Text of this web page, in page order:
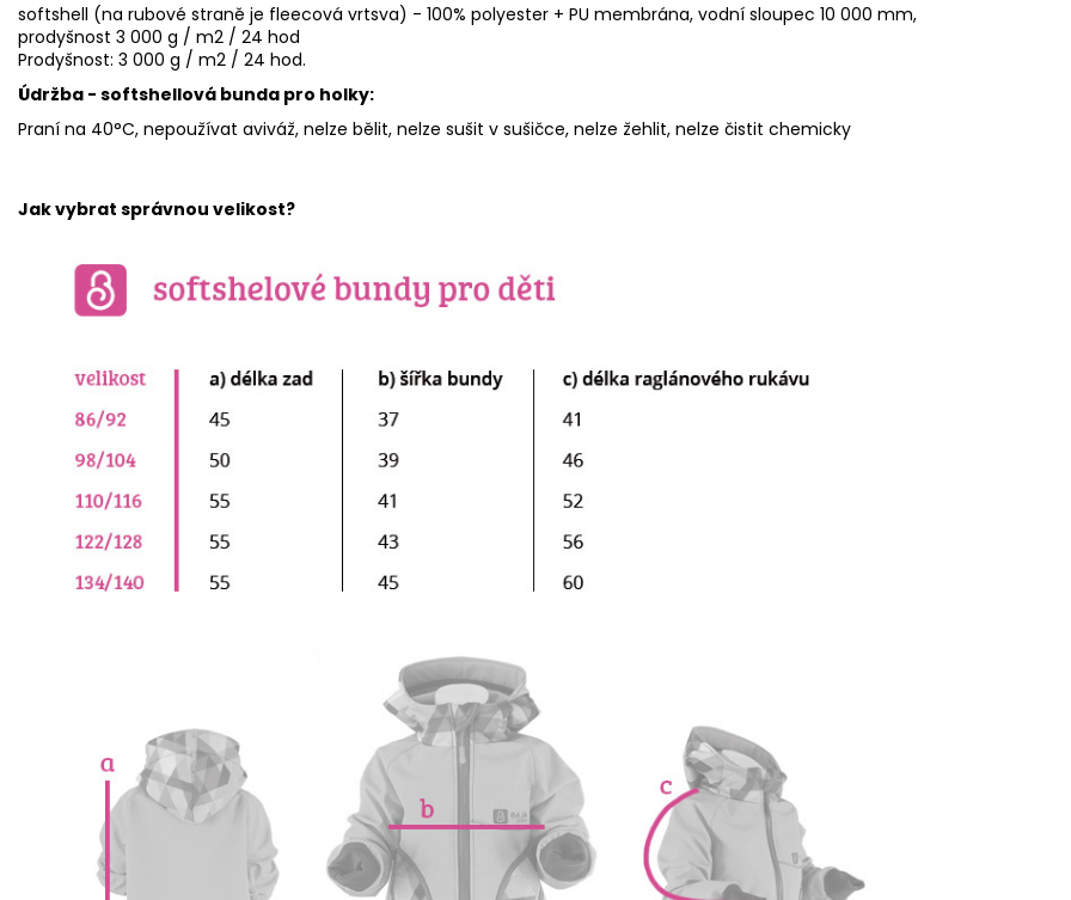
softshell (na rubové straně je fleecová vrtsva) - 100% polyester + PU membrána, vodní sloupec 10 000 mm,
prodyšnost 3 000 g / m2 / 24 hod
Prodyšnost: 3 000 g / m2 / 24 hod.
Údržba - softshellová bunda pro holky:
Praní na 40°C, nepoužívat aviváž, nelze bělit, nelze sušit v sušičce, nelze žehlit, nelze čistit chemicky
Jak vybrat správnou velikost?